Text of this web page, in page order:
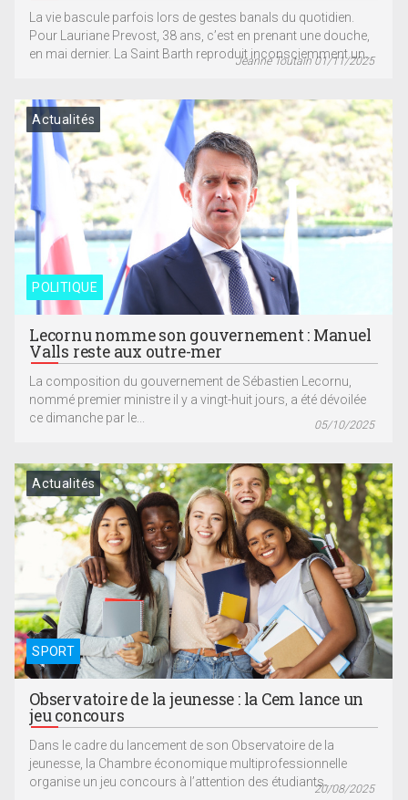
La vie bascule parfois lors de gestes banals du quotidien.
Pour Lauriane Prevost, 38 ans, c’est en prenant une douche,
en mai dernier. La Saint Barth reproduit inconsciemment un...
Jeanne Toutain 01/11/2025
POLITIQUE
Actualités
Lecornu nomme son gouvernement : Manuel
Valls reste aux outre-mer
La composition du gouvernement de Sébastien Lecornu,
nommé premier ministre il y a vingt-huit jours, a été dévoilée
ce dimanche par le...
05/10/2025
SPORT
Actualités
Observatoire de la jeunesse : la Cem lance un
jeu concours
Dans le cadre du lancement de son Observatoire de la
jeunesse, la Chambre économique multiprofessionnelle
organise un jeu concours à l’attention des étudiants....20/08/2025